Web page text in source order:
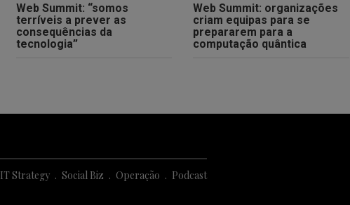
Web Summit: “somos
terríveis a prever as
consequências da
tecnologia”
Web Summit: organizações
criam equipas para se
prepararem para a
computação quântica
IT Strategy Social Biz Operação Podcast